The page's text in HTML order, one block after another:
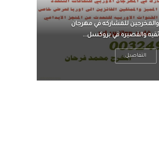
مطمئناً ، يتحرر من القلق ،
الأفق فعادة ما يكون متوتراً
التفاصيل